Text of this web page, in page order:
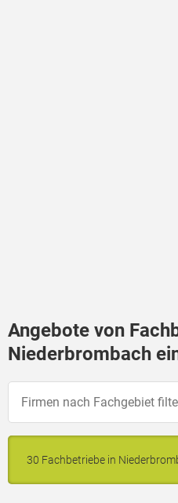
Angebote von
Niederbrombach
30 Fachbetriebe in